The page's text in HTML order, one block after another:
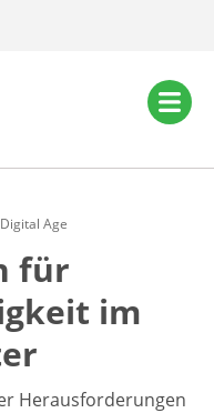
Age
für
im
Herausforderungen